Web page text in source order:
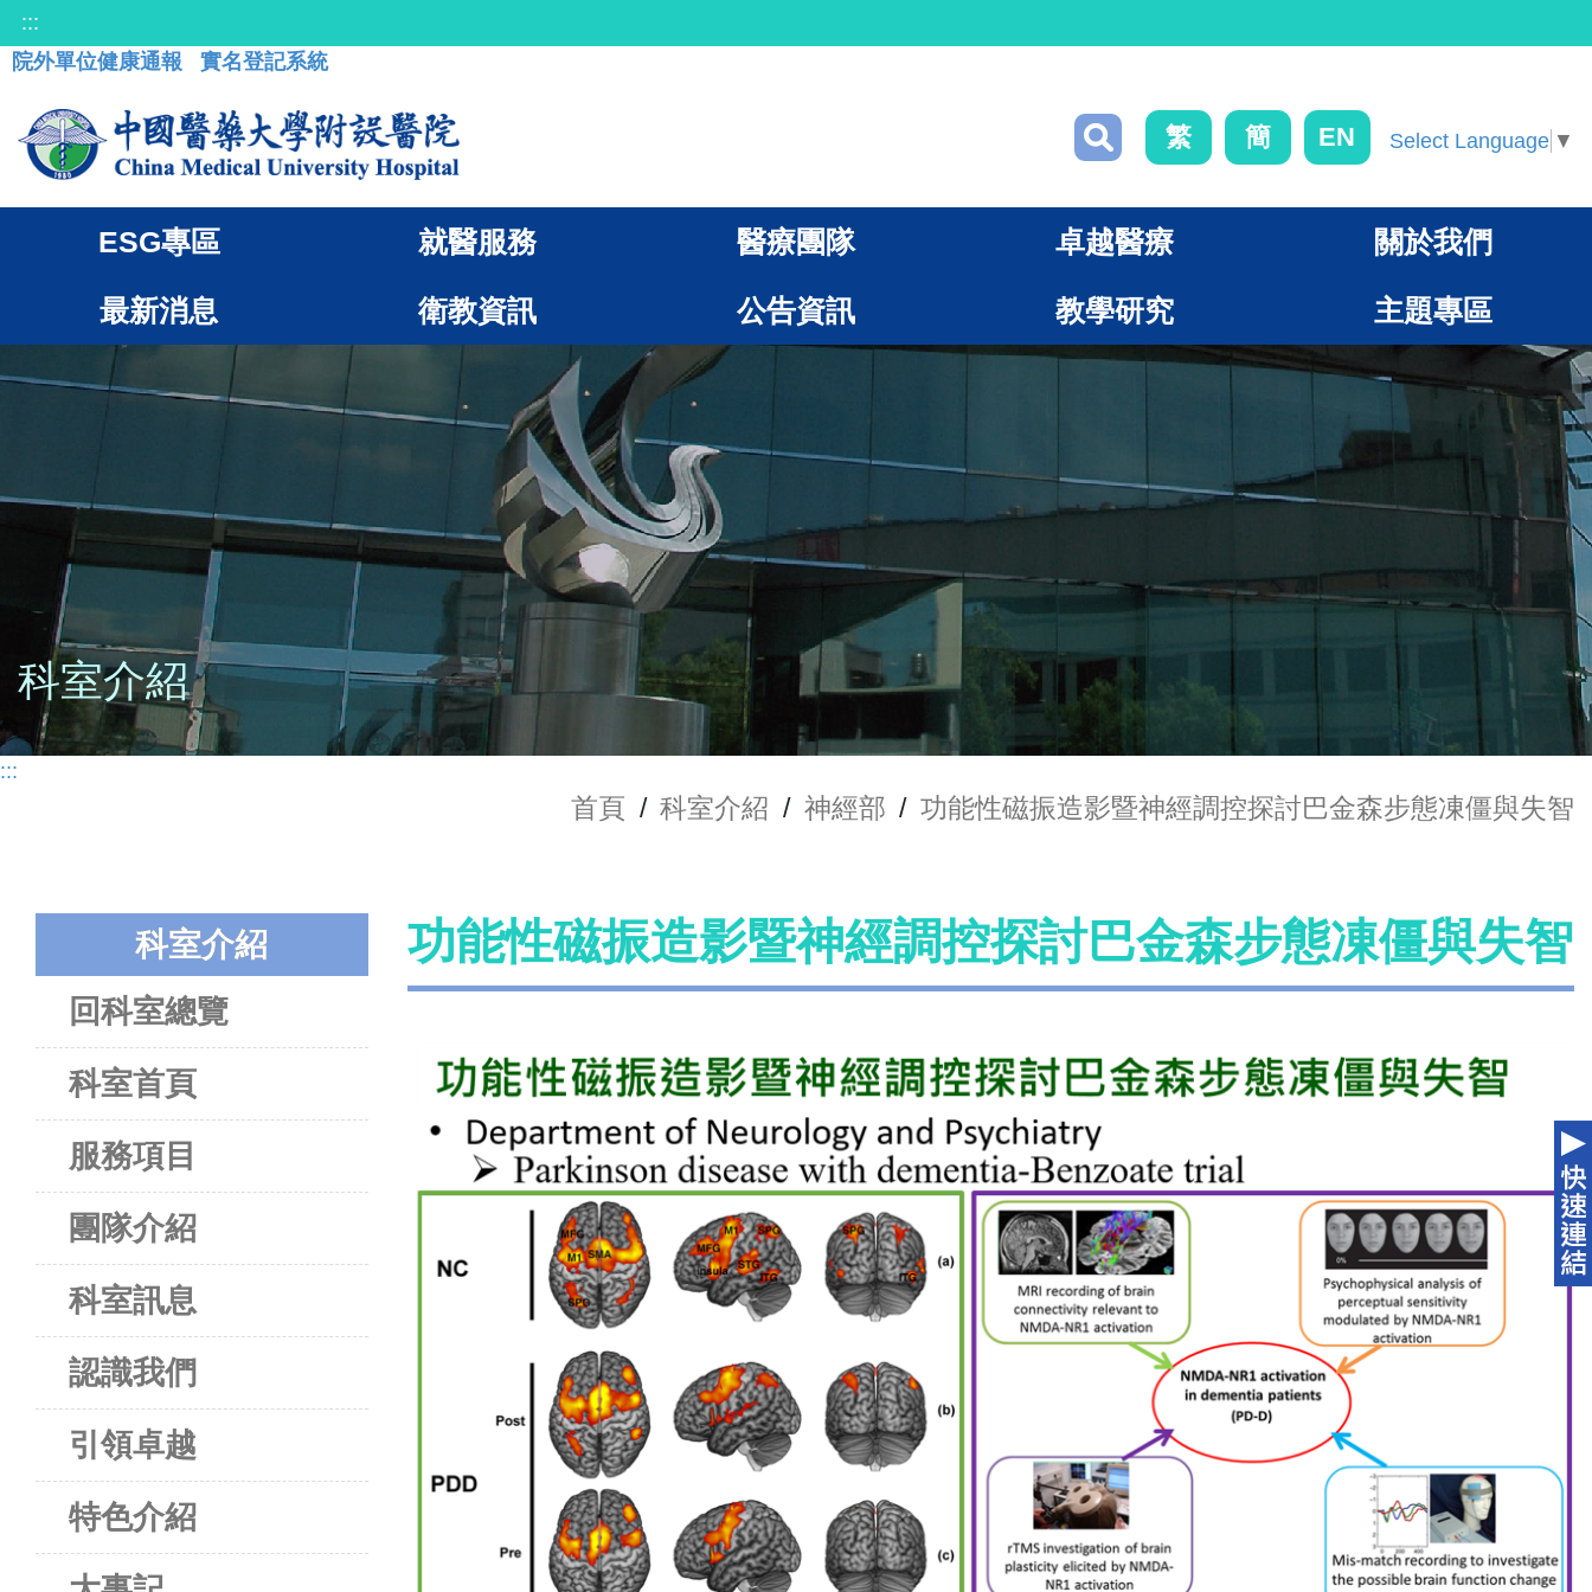
:::
院外單位健康通報
實名登記系統
繁 簡 EN Select Language ▼
ESG專區 就醫服務 醫療團隊 卓越醫療 關於我們
最新消息 衛教資訊 公告資訊 教學研究 主題專區
科室介紹
:::
首頁 / 科室介紹 / 神經部 / 功能性磁振造影暨神經調控探討巴金森步態凍僵與失智
科室介紹
回科室總覽
科室首頁
服務項目
團隊介紹
科室訊息
認識我們
引領卓越
特色介紹
功能性磁振造影暨神經調控探討巴金森步態凍僵與失智